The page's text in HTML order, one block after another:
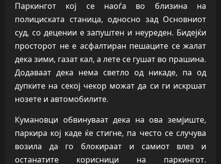
Паркингот кој се наоѓа во близина на
полициската станица, односно зад Основниот
суд, со децении е запуштен и неуреден. Бидејќи
просторот не е асфалтиран пешаците се жалат
дека зими, газат кал, а лете се гушат во прашина.
Додаваат дека нема светло од никаде, па од
дупките на секој чекор можат да си ги искршат
нозете и автомобилите.
Кумановци обвинуваат дека на ова земјиште,
паркира кој каде ќе стигне, па често се случува
возила да го блокираат и самиот влез и
останатите корисници на паркингот.